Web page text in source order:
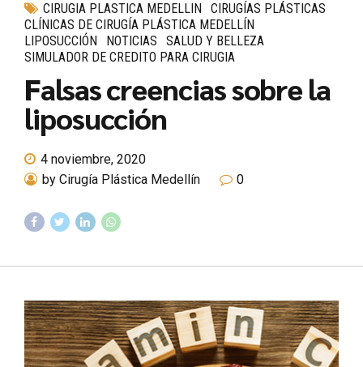
CIRUGIA PLASTICA MEDELLIN
CIRUGÍAS PLÁSTICAS
CLÍNICAS DE CIRUGÍA PLÁSTICA MEDELLÍN
LIPOSUCCIÓN
NOTICIAS
SALUD Y BELLEZA
SIMULADOR DE CREDITO PARA CIRUGIA
Falsas creencias sobre la
liposucción
4 noviembre, 2020
by Cirugía Plástica Medellín
0